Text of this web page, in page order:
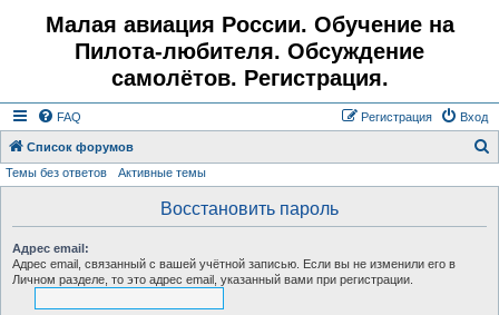
Малая авиация России. Обучение на
Пилота-любителя. Обсуждение
самолётов. Регистрация.
FAQ Вход
Регистрация
Список форумов
Темы без ответов Активные темы
Восстановить пароль
Адрес email:
Адрес email, связанный с вашей учётной записью. Если вы не изменили его в
Личном разделе, то это адрес email, указанный вами при регистрации.